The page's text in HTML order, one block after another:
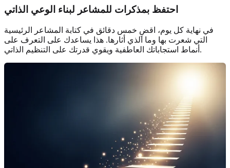
احتفظ بمذكرات للمشاعر لبناء الوعي الذاتي
في نهاية كل يوم، اقضِ خمس دقائق في كتابة المشاعر الرئيسية
التي شعرت بها وما الذي أثارها. هذا يساعدك على التعرف على
أنماط استجاباتك العاطفية ويقوي قدرتك على التنظيم الذاتي.